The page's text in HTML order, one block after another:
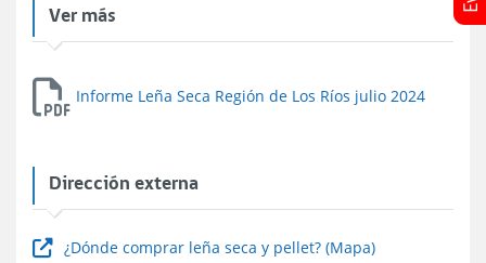
Ver más
Informe Leña Seca Región de Los Ríos julio 2024
Dirección externa
¿Dónde comprar leña seca y pellet? (Mapa)